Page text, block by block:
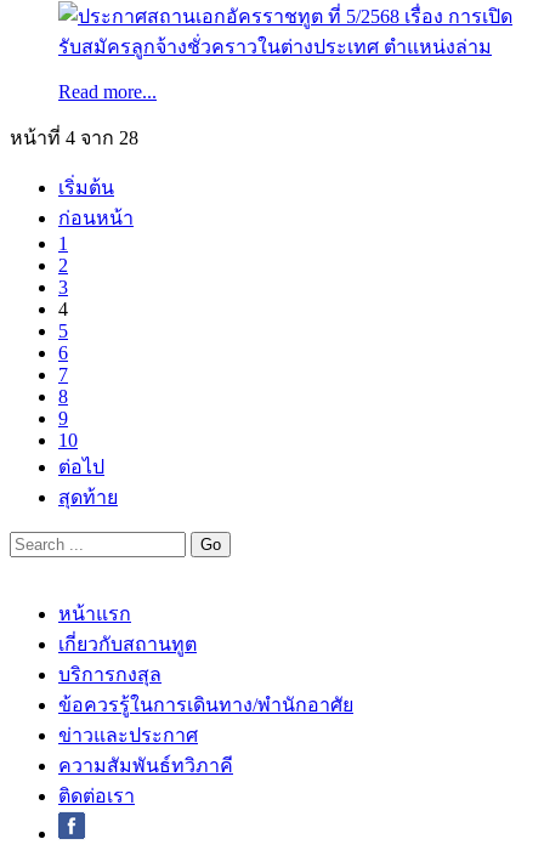
Read more...
หน้าที่ 4 จาก 28
เริ่มต้น
ก่อนหน้า
1
2
3
4
5
6
7
8
9
10
ต่อไป
สุดท้าย
หน้าแรก
เกี่ยวกับสถานทูต
บริการกงสุล
ข้อควรรู้ในการเดินทาง/พำนักอาศัย
ข่าวและประกาศ
ความสัมพันธ์ทวิภาคี
ติดต่อเรา